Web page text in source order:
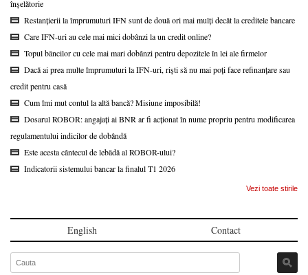
înșelătorie
Restanțierii la împrumuturi IFN sunt de două ori mai mulți decât la creditele bancare
Care IFN-uri au cele mai mici dobânzi la un credit online?
Topul băncilor cu cele mai mari dobânzi pentru depozitele în lei ale firmelor
Dacă ai prea multe împrumuturi la IFN-uri, riști să nu mai poți face refinanțare sau
credit pentru casă
Cum îmi mut contul la altă bancă? Misiune imposibilă!
Dosarul ROBOR: angajați ai BNR ar fi acționat în nume propriu pentru modificarea
regulamentului indicilor de dobândă
Este acesta cântecul de lebădă al ROBOR-ului?
Indicatorii sistemului bancar la finalul T1 2026
Vezi toate stirile
English Contact